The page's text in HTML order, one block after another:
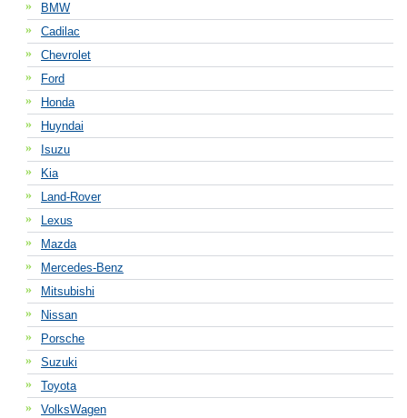
BMW
Cadilac
Chevrolet
Ford
Honda
Huyndai
Isuzu
Kia
Land-Rover
Lexus
Mazda
Mercedes-Benz
Mitsubishi
Nissan
Porsche
Suzuki
Toyota
VolksWagen